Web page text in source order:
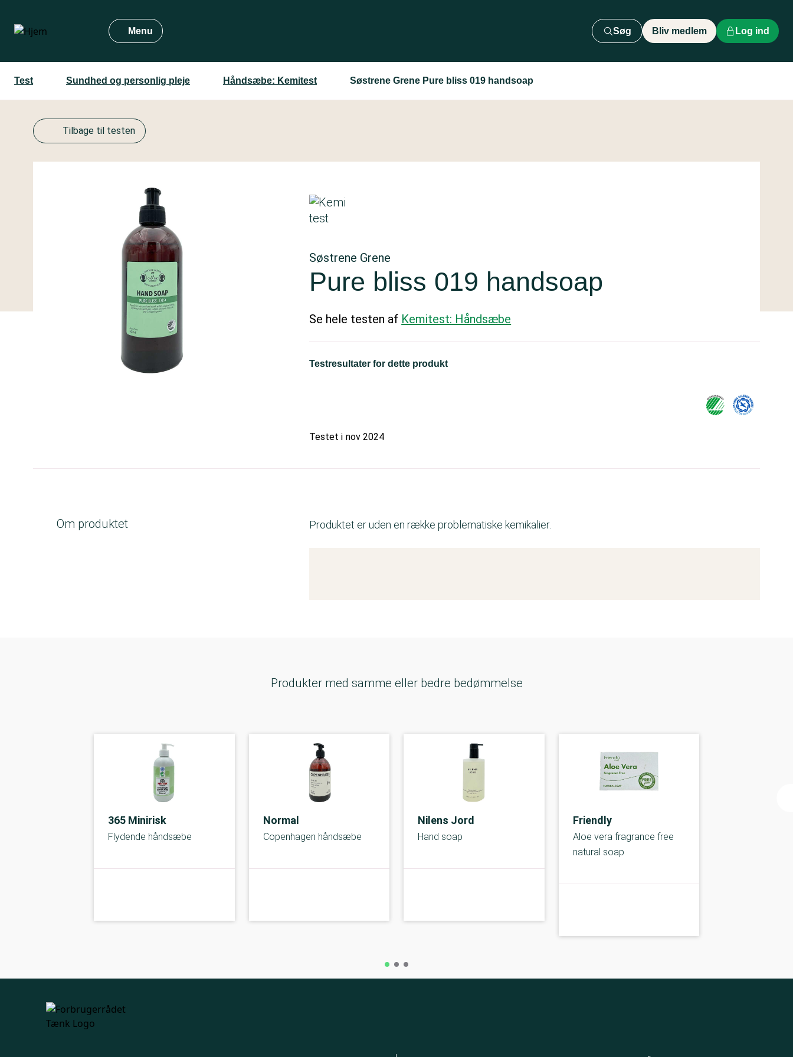
hovedindhold
Menu Søg Bliv medlem Log ind
Test Sundhed og personlig pleje Håndsæbe: Kemitest Søstrene Grene Pure bliss 019 handsoap
Tilbage til testen
Søstrene Grene
Pure bliss 019 handsoap
Se hele testen af Kemitest: Håndsæbe
Testresultater for dette produkt
Testet i nov 2024
Om produktet Produktet er uden en række problematiske kemikalier.
Produkter med samme eller bedre bedømmelse
365 Minirisk
Flydende håndsæbe
Normal
Copenhagen håndsæbe
Nilens Jord
Hand soap
Friendly
Aloe vera fragrance free
natural soap
A-kolbe